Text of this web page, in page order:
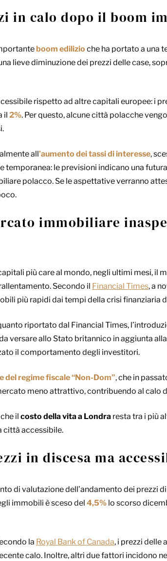
in calo dopo il boom
boom edilizio che ha portato a una
lieve diminuzione dei prezzi delle case,
rispetto ad altre capitali europee: i
il 2%. Per questo, alcune città polacche
all’aumento dei tassi di interesse,
le previsioni indicano una
polacco. Se le aspettative verranno
immobiliare
più care al mondo, negli ultimi mesi, il
Secondo il Financial Times, a
più rapidi dai tempi della crisi finanziaria
riportato dal Financial Times,
versare allo Stato britannico in aggiunta
il comportamento degli investitori.
del regime fiscale “Non-Dom”, che in
meno attrattivo, contribuendo al calo
il costo della vita a Londra resta tra i più
città accessibile.
in discesa ma
di valutazione dell’andamento dei prezzi
immobili è sceso del 4,5% lo scorso
la Royal Bank of Canada, i prezzi delle
calo. Inoltre, altri due fattori incidono